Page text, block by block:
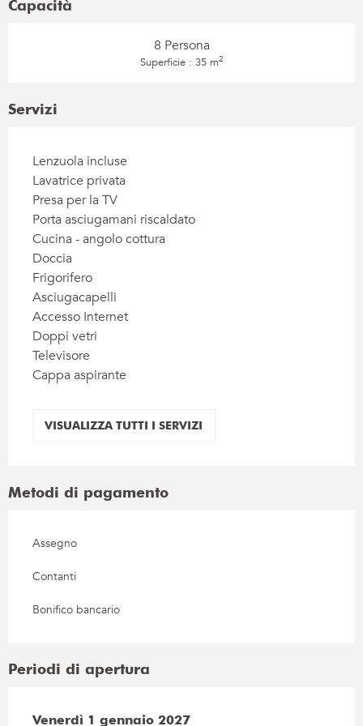
Capacità
8 Persona
Superficie : 35 m2
Servizi
Lenzuola incluse
Lavatrice privata
Presa per la TV
Porta asciugamani riscaldato
Cucina - angolo cottura
Doccia
Frigorifero
Asciugacapelli
Accesso Internet
Doppi vetri
Televisore
Cappa aspirante
VISUALIZZA TUTTI I SERVIZI
Metodi di pagamento
Assegno
Contanti
Bonifico bancario
Periodi di apertura
Venerdì 1 gennaio 2027
Venerdì 1 gennaio 2027